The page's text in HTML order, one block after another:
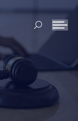
Search: